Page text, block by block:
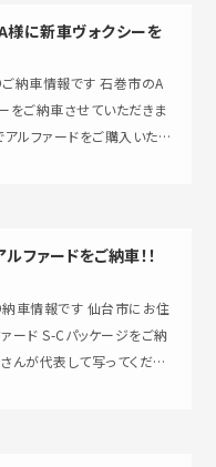
に新車ヴォクシーを
情報です 石巻市のA
ファードをご納車！！
です 仙台市にお住